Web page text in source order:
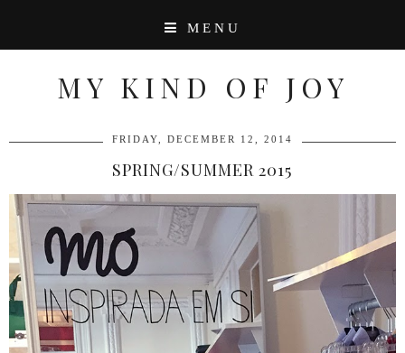
MENU
MY KIND OF JOY
FRIDAY, DECEMBER 12, 2014
SPRING/SUMMER 2015